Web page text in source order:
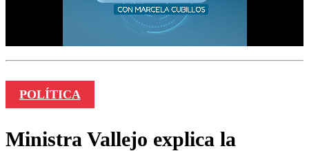
POLÍTICA
Ministra Vallejo explica la